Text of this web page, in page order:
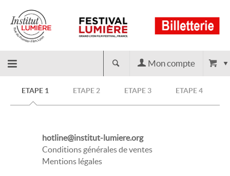
Retour
Mon compte
ETAPE 1 ETAPE 2 ETAPE 3 ETAPE 4
hotline@institut-lumiere.org
Conditions générales de ventes
Mentions légales